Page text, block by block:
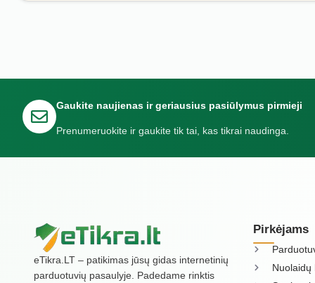
Gaukite naujienas ir geriausius pasiūlymus pirmieji
Prenumeruokite ir gaukite tik tai, kas tikrai naudinga.
eTikra.LT – patikimas jūsų gidas internetinių
parduotuvių pasaulyje. Padedame rinktis
Pirkėjams
Nuolaidų